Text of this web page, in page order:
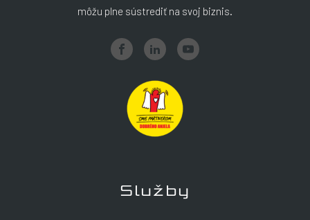
môžu plne sústrediť na svoj biznis.
Služby